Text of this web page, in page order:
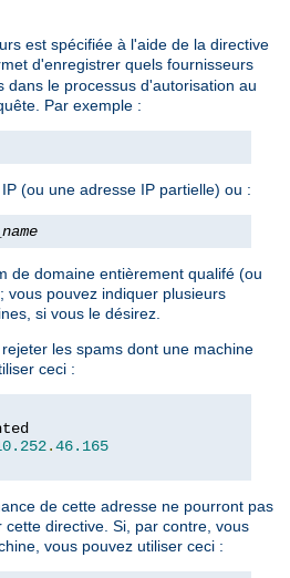
est spécifiée à l'aide de la directive
d'enregistrer quels fournisseurs
dans le processus d'autorisation au
Par exemple :
(ou une adresse IP partielle) ou :
de domaine entièrement qualifé (ou
vous pouvez indiquer plusieurs
si vous le désirez.
les spams dont une machine
ceci :
.46.165
de cette adresse ne pourront pas
directive. Si, par contre, vous
vous pouvez utiliser ceci :